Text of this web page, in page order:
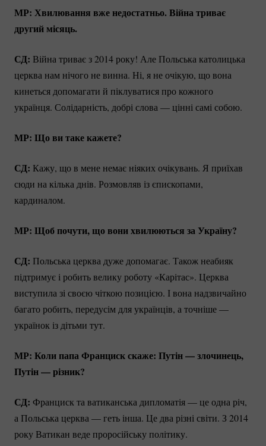
МР: Хвилювання вже недостатньо. Війна триває
другий місяць.
СД: Війна триває з 2014 року! Але Польська католицька
церква нам нічого не винна. Ні, я не очікую, що вона
кинеться допомагати й піклуватися про кожного
українця. Солідарність, добрі слова — цінні самі собою.
МР: Що ви таке кажете?
СД: Кажу, що в мене немає ніяких очікувань. Я приїхав
сюди на кілька днів. Розмовляв із єпископами,
кардиналом.
МР: Щоб почути, що вони хвилюються за Україну?
СД: Польська церква дуже допомагає. Також неабияк
підтримує і робить велику роботу «Карітас». Церква
виступила зі своєю чіткою позицією. І вона надзвичайно
багато робить, передусім для українців, а точніше —
українок із дітьми тут.
МР: Коли папа Франциск скаже: Путін — злочинець,
Путін — різник?
СД: Франциск та ватиканська дипломатія — це одна річ,
а Польська церква — геть інша. Це два різні світи. З 2014
року Ватикан веде проросійську політику.